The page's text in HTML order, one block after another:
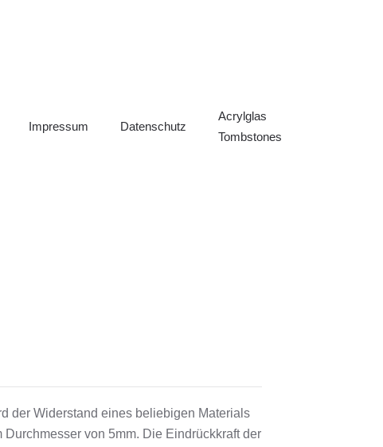
Impressum Datenschutz
Acrylglas
Tombstones
der Widerstand eines beliebigen Materials
von 5mm. Die Eindrückkraft der